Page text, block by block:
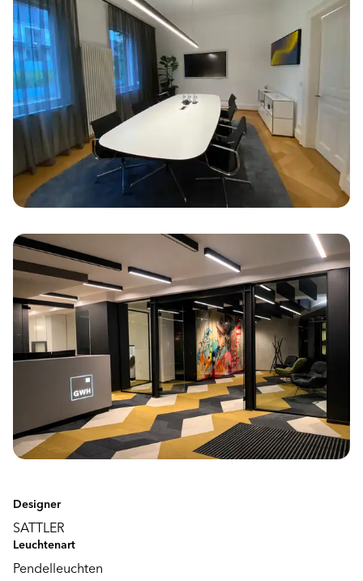
Designer
SATTLER
Leuchtenart
Pendelleuchten